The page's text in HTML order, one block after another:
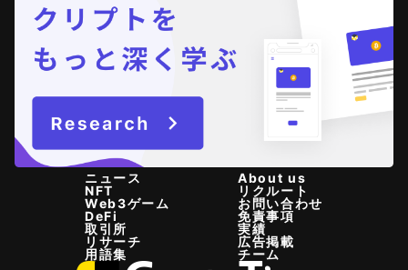
ニュース
NFT
Web3ゲーム
DeFi
取引所
リサーチ
用語集
About us
リクルート
お問い合わせ
免責事項
実績
広告掲載
チーム